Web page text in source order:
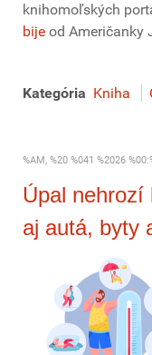
knihomoľských
bije od Američanky
Kategória Kniha
%AM, %20 %041 %2026
Úpal nehrozí
aj autá, byty